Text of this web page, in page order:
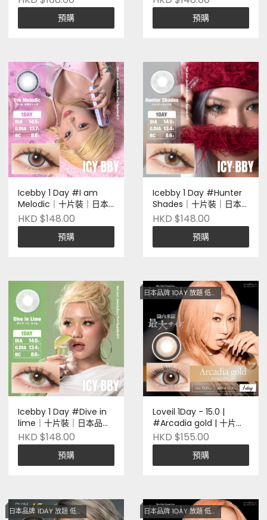
預購 預購
Icebby 1 Day #I am
Melodic｜十片裝｜日本
品牌｜Pre-order
HKD $148.00
預購
Icebby 1 Day #Hunter
Shades｜十片裝｜日本
品牌｜Pre-order
HKD $148.00
預購
Icebby 1 Day #Dive in
lime｜十片裝｜日本品牌
｜Pre-order
HKD $148.00
預購
日本品牌 1DAY 放題 低至$128
Loveil 1Day - 15.0 |
#Arcadia gold | 十片裝 |
日本品牌 | Pre-order
HKD $155.00
預購
日本品牌 1DAY 放題 低至$128 日本品牌 1DAY 放題 低至$128